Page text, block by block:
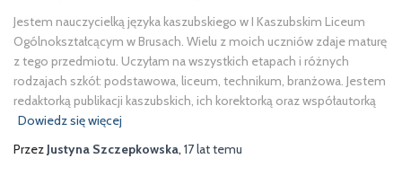
Jestem nauczycielką języka kaszubskiego w I Kaszubskim Liceum
Ogólnokształcącym w Brusach. Wielu z moich uczniów zdaje maturę
z tego przedmiotu. Uczyłam na wszystkich etapach i różnych
rodzajach szkół: podstawowa, liceum, technikum, branżowa. Jestem
redaktorką publikacji kaszubskich, ich korektorką oraz współautorką
Dowiedz się więcej
Przez Justyna Szczepkowska, 17 lattemu